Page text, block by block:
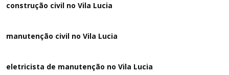
construção civil no Vila Lucia
manutenção civil no Vila Lucia
eletricista de manutenção no Vila Lucia